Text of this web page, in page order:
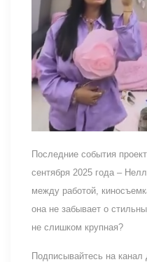
Последние события
сентября 2025 года –
между работой,
она не забывает о
не слишком крупная?
Подписывайтесь на канал